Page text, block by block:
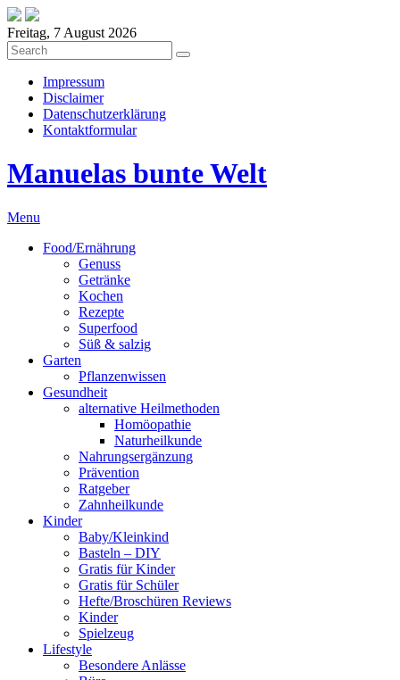
Freitag, 7 August 2026
Impressum
Disclaimer
Datenschutzerklärung
Kontaktformular
Manuelas bunte Welt
Menu
Food/Ernährung
Genuss
Getränke
Kochen
Rezepte
Superfood
Süß & salzig
Garten
Pflanzenwissen
Gesundheit
alternative Heilmethoden
Homöopathie
Naturheilkunde
Nahrungsergänzung
Prävention
Ratgeber
Zahnheilkunde
Kinder
Baby/Kleinkind
Basteln – DIY
Gratis für Kinder
Gratis für Schüler
Hefte/Broschüren Reviews
Kinder
Spielzeug
Lifestyle
Besondere Anlässe